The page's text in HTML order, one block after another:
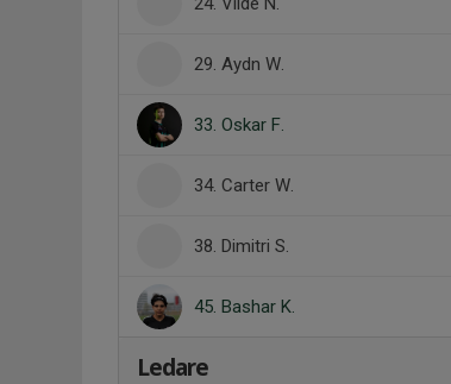
29. Aydn W.
33. Oskar F.
34. Carter W.
38. Dimitri S.
45. Bashar K.
Ledare